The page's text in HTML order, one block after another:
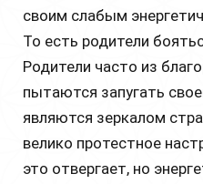
своим слабым
То есть родители
Родители часто из
пытаются запугать
являются зеркалом
велико протестное
это отвергает, но